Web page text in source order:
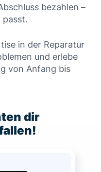
bezahlen –
passt.
in der Reparatur
und erlebe
von Anfang bis
dir